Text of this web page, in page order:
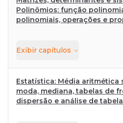
Polinômios: função
polinomiais, operações e
Exibir capítulos
Estatística: Média aritmética
moda, mediana, tabelas de
dispersão e análise de